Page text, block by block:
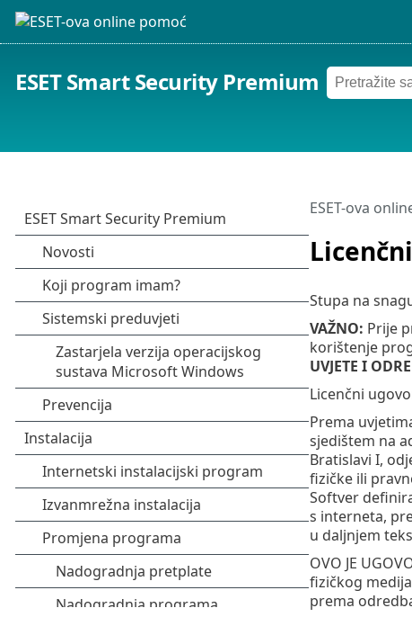
ESET Smart Security Premium
ESET-ova
Stupa na
VAŽNO: Prije
korištenje
UVJETE I
Licenčni
Prema
sjedištem na
Bratislavi I,
fizičke ili
Softver
s interneta,
u daljnjem
OVO JE
fizičkog
prema